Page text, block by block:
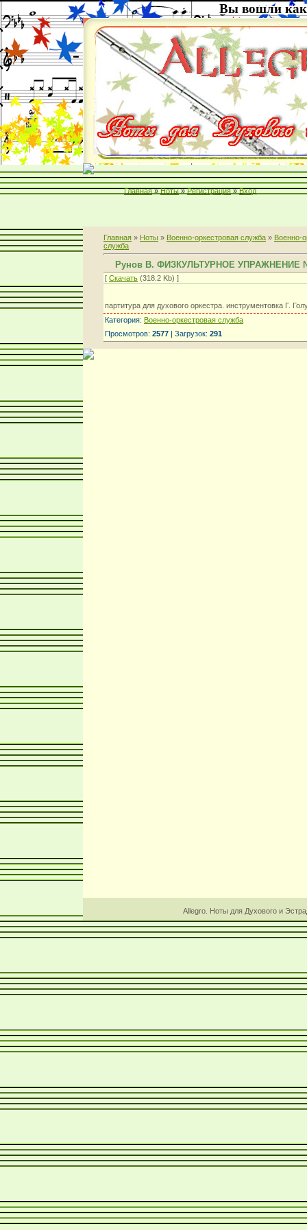
Вы вошли как
Главная » Ноты » Регистрация » Вход
Главная » Ноты » Военно-оркестровая служба » Военно-
служба
Рунов В. ФИЗКУЛЬТУРНОЕ УПРАЖНЕНИЕ
[ Скачать (318.2 Kb) ]
партитура для духового оркестра. инструментовка Г.
Категория: Военно-оркестровая служба
Просмотров: 2577 | Загрузок: 291
Allegro. Ноты для Духового и